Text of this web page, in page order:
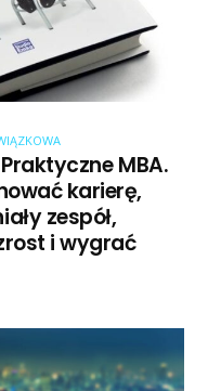
MBA.
karierę,
zespół,
i wygrać